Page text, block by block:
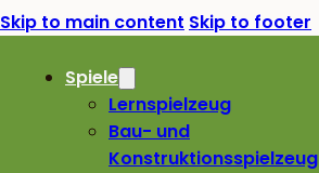
Skip to main content Skip to footer
Spiele
Lernspielzeug
Bau- und
Konstruktionsspielzeug